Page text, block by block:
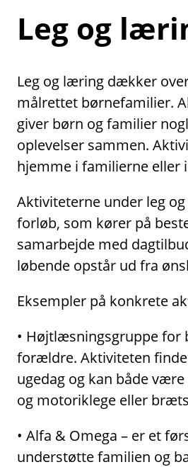
Leg og
Leg og læring dækker
målrettet børnefamilier.
giver børn og familier
oplevelser sammen.
hjemme i familierne eller
Aktiviteterne under leg
forløb, som kører på
samarbejde med
løbende opstår ud fra
Eksempler på konkrete
• Højtlæsningsgruppe for
forældre. Aktiviteten
ugedag og kan både
og motoriklege eller
• Alfa & Omega – er et
understøtte familien og